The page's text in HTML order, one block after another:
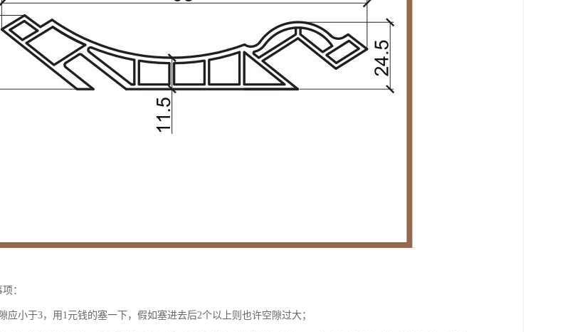
：
应小于3，用1元钱的塞一下，假如塞进去后2个以上则也许空隙过大；